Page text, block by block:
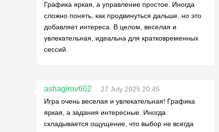
Графика яркая, а управление простое. Иногда
сложно понять, как продвинуться дальше, но это
добавляет интереса. В целом, веселая и
увлекательная, идеальна для кратковременных
сессий.
ashagirov602
27 July 2025 20:45
Игра очень веселая и увлекательная! Графика
яркая, а задания интересные. Иногда
складывается ощущение, что выбор не всегда